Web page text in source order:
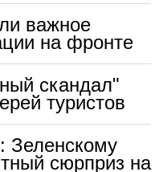
важное
на фронте
скандал"
туристов
Зеленскому
сюрприз на